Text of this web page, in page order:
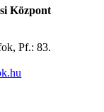
Központ
Pf.: 83.